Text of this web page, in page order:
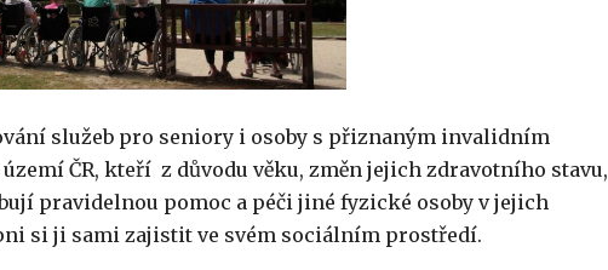
služeb pro seniory i osoby s přiznaným invalidním
ČR, kteří z důvodu věku, změn jejich zdravotního stavu,
pravidelnou pomoc a péči jiné fyzické osoby v jejich
si ji sami zajistit ve svém sociálním prostředí.